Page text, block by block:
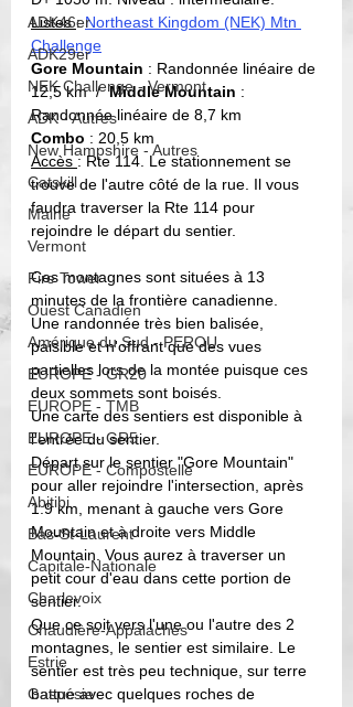
ADK46er
ADK29er
NEK Challenge - Vermont
ADK - Autres
New Hampshire - Autres
Catskill
Maine
Vermont
Fire Tower
Ouest Canadien
Amérique du Sud - PEROU
EUROPE - GR20
EUROPE - TMB
EUROPE - GR5
EUROPE - Compostelle
Abitibi
Bas-St-Laurent
Capitale-Nationale
Charlevoix
Chaudière-Appalaches
Estrie
Gaspésie
Listes : Northeast Kingdom (NEK) Mtn
Challenge
Gore Mountain : Randonnée linéaire de
12,5 km  / Middle Mountain :
Randonnée linéaire de 8,7 km
Combo : 20,5 km
Accès : Rte 114. Le stationnement se
trouve de l'autre côté de la rue. Il vous
faudra traverser la Rte 114 pour
rejoindre le départ du sentier.
Ces montagnes sont situées à 13
minutes de la frontière canadienne.
Une randonnée très bien balisée,
paisible et n'offrant que des vues
partielles lors de la montée puisque ces
deux sommets sont boisés.
Une carte des sentiers est disponible à
l'entrée du sentier.
Départ sur le sentier "Gore Mountain"
pour aller rejoindre l'intersection, après
1.9 km, menant à gauche vers Gore
Mountain et à droite vers Middle
Mountain. Vous aurez à traverser un
petit cour d'eau dans cette portion de
sentier.
Que ce soit vers l'une ou l'autre des 2
montagnes, le sentier est similaire. Le
sentier est très peu technique, sur terre
battue avec quelques roches de